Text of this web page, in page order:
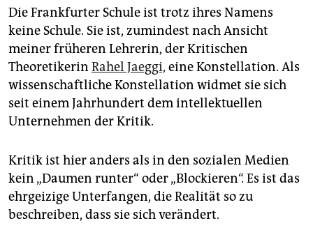
genossenschaft
epaper login
Die Frankfurter Schule ist trotz ihres Namens
keine Schule. Sie ist, zumindest nach Ansicht
meiner früheren Lehrerin, der Kritischen
Theoretikerin Rahel Jaeggi, eine Konstellation. Als
wissenschaftliche Konstellation widmet sie sich
seit einem Jahrhundert dem intellektuellen
Unternehmen der Kritik.
Kritik ist hier anders als in den sozialen Medien
kein „Daumen runter“ oder „Blockieren“. Es ist das
ehrgeizige Unterfangen, die Realität so zu
beschreiben, dass sie sich verändert.